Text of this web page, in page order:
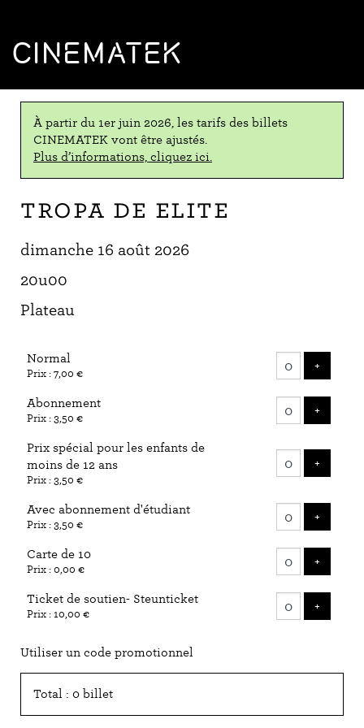
CINEMATEK
À partir du 1er juin 2026, les tarifs des billets
CINEMATEK vont être ajustés.
Plus d’informations, cliquez ici.
Tropa de elite
dimanche 16 août 2026
20u00
Plateau
Normal
Prix : 7,00 €
+
Abonnement
Prix : 3,50 €
+
Prix spécial pour les enfants de
moins de 12 ans
Prix : 3,50 €
+
Avec abonnement d'étudiant
Prix : 3,50 €
+
Carte de 10
Prix : 0,00 €
+
Ticket de soutien- Steunticket
Prix : 10,00 €
+
Utiliser un code promotionnel
Total : 0 billet